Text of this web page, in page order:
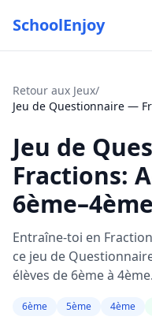
SchoolEnjoy
Retour aux Jeux/
Jeu de Questionnaire —
Jeu de
Fractions:
6ème–4ème
Entraîne-toi en
ce jeu de
élèves de 6ème à
6ème 5ème 4ème